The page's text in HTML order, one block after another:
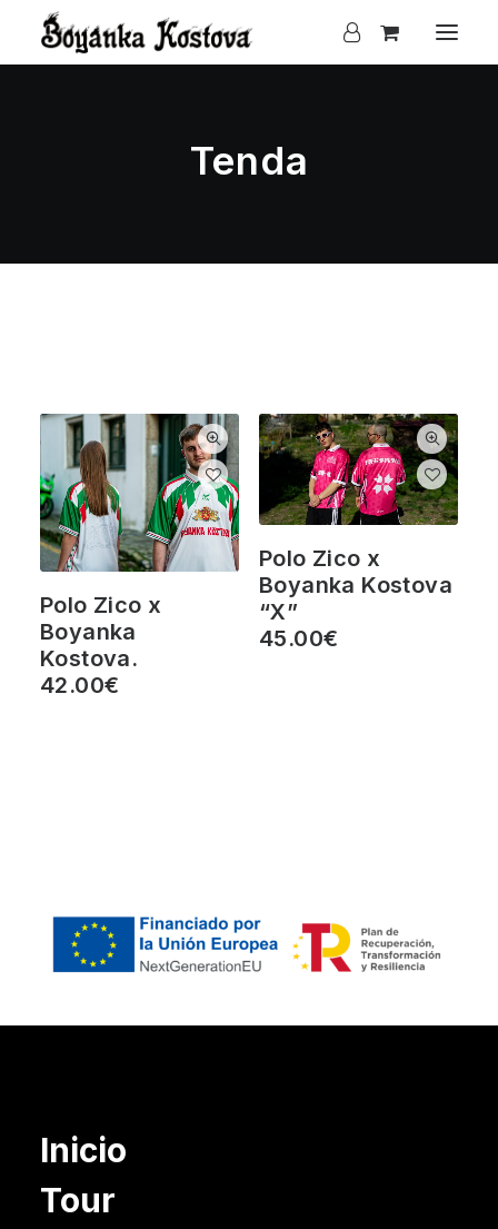
Tenda
Polo Zico x
Boyanka
Kostova.
42.00€
Polo Zico x
Boyanka Kostova
“X”
45.00€
Inicio
Tour